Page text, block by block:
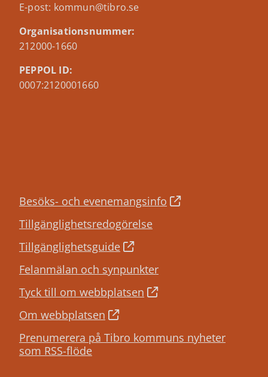
E-post: kommun@tibro.se
Organisationsnummer:
212000-1660
PEPPOL ID:
0007:2120001660
Besöks- och evenemangsinfo
Tillgänglighetsredogörelse
Tillgänglighetsguide
Felanmälan och synpunkter
Tyck till om webbplatsen
Om webbplatsen
Prenumerera på Tibro kommuns nyheter
som RSS-flöde